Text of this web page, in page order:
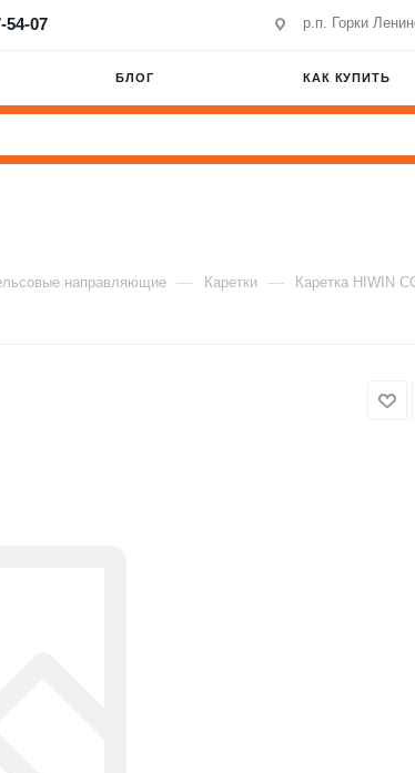
54-07 р.п. Горки
БЛОГ КАК КУПИТЬ
направляющие — Каретки — Каретка HIWIN